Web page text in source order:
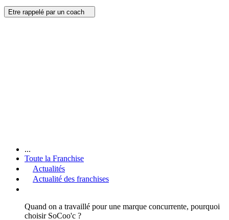
Etre rappelé par un coach
...
Toute la Franchise
Actualités
Actualité des franchises
Quand on a travaillé pour une marque concurrente, pourquoi
choisir SoCoo'c ?